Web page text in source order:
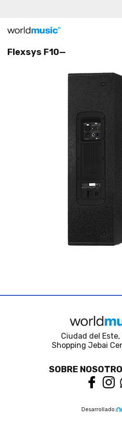
Flexsys F10—
Ciudad del Este,
Shopping Jebai
SOBRE
Desarrollado: